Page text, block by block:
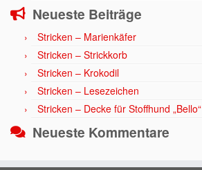
Neueste Beiträge
Stricken – Marienkäfer
Stricken – Strickkorb
Stricken – Krokodil
Stricken – Lesezeichen
Stricken – Decke für Stoffhund „Bello“
Neueste Kommentare